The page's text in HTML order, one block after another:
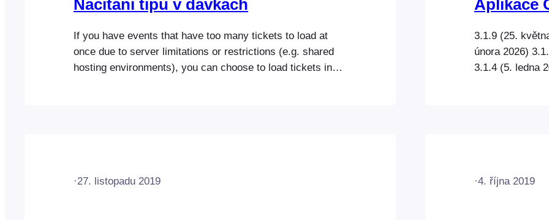
Načítání tipů v dávkách
If you have events that have too many tickets to load at
once due to server limitations or restrictions (e.g. shared
hosting environments), you can choose to load tickets in
Aplikace
3.1.9 (25.
února 2026)
3.1.4 (5. ledna
·27. listopadu 2019 ·4. října 2019